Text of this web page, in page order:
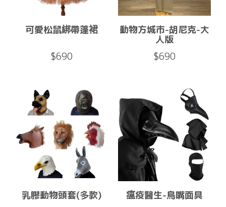
可愛松鼠綁帶蓬裙
$690
動物方城市-胡尼克-大
人版
$690
乳膠動物頭套(多款) 瘟疫醫生-鳥嘴面具